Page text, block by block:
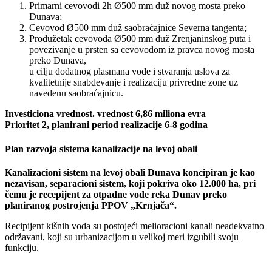
Primarni cevovodi 2h Ø500 mm duž novog mosta preko
Dunava;
Cevovod Ø500 mm duž saobraćajnice Severna tangenta;
Produžetak cevovoda Ø500 mm duž Zrenjaninskog puta i
povezivanje u prsten sa cevovodom iz pravca novog mosta
preko Dunava,
u cilju dodatnog plasmana vode i stvaranja uslova za
kvalitetnije snabdevanje i realizaciju privredne zone uz
navedenu saobraćajnicu.
Investiciona vrednost. vrednost 6,86 miliona evra
Prioritet 2, planirani period realizacije 6-8 godina
Plan razvoja sistema kanalizacije na levoj obali
Kanalizacioni sistem na levoj obali Dunava koncipiran je kao
nezavisan, separacioni sistem, koji pokriva oko 12.000 ha, pri
čemu je recepijent za otpadne vode reka Dunav preko
planiranog postrojenja PPOV „Krnjača“.
Recipijent kišnih voda su postojeći melioracioni kanali neadekvatno
održavani, koji su urbanizacijom u velikoj meri izgubili svoju
funkciju.